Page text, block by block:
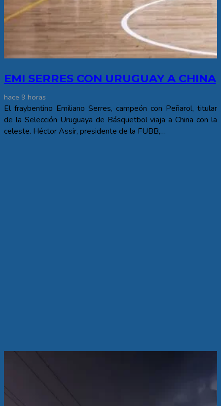
EMI SERRES CON URUGUAY A CHINA
hace 9 horas
El fraybentino Emiliano Serres, campeón con Peñarol, titular
de la Selección Uruguaya de Básquetbol viaja a China con la
celeste. Héctor Assir, presidente de la FUBB,…